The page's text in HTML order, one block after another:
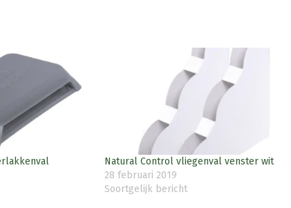
Natural Control vliegenval venster wit
28 februari 2019
Soortgelijk bericht